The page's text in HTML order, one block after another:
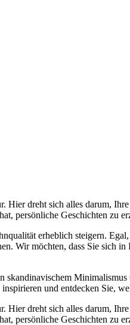
dreht sich alles darum,
persönliche Geschichten zu
erheblich steigern.
Wir möchten, dass Sie sich
und entdecken Sie,
dreht sich alles darum,
persönliche Geschichten zu